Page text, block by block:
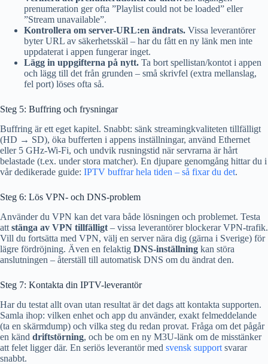
prenumeration ger ofta ”Playlist could not be loaded” eller
”Stream unavailable”.
Kontrollera om server-URL:en ändrats. Vissa leverantörer
byter URL av säkerhetsskäl – har du fått en ny länk men inte
uppdaterat i appen fungerar inget.
Lägg in uppgifterna på nytt. Ta bort spellistan/kontot i appen
och lägg till det från grunden – små skrivfel (extra mellanslag,
fel port) löses ofta så.
Steg 5: Buffring och frysningar
Buffring är ett eget kapitel. Snabbt: sänk streamingkvaliteten tillfälligt
(HD → SD), öka bufferten i appens inställningar, använd Ethernet
eller 5 GHz-Wi-Fi, och undvik rusningstid när servrarna är hårt
belastade (t.ex. under stora matcher). En djupare genomgång hittar du i
vår dedikerade guide: IPTV buffrar hela tiden – så fixar du det.
Steg 6: Lös VPN- och DNS-problem
Använder du VPN kan det vara både lösningen och problemet. Testa
att stänga av VPN tillfälligt – vissa leverantörer blockerar VPN-trafik.
Vill du fortsätta med VPN, välj en server nära dig (gärna i Sverige) för
lägre fördröjning. Även en felaktig DNS-inställning kan störa
anslutningen – återställ till automatisk DNS om du ändrat den.
Steg 7: Kontakta din IPTV-leverantör
Har du testat allt ovan utan resultat är det dags att kontakta supporten.
Samla ihop: vilken enhet och app du använder, exakt felmeddelande
(ta en skärmdump) och vilka steg du redan provat. Fråga om det pågår
en känd driftstörning, och be om en ny M3U-länk om de misstänker
att felet ligger där. En seriös leverantör med svensk support svarar
snabbt.